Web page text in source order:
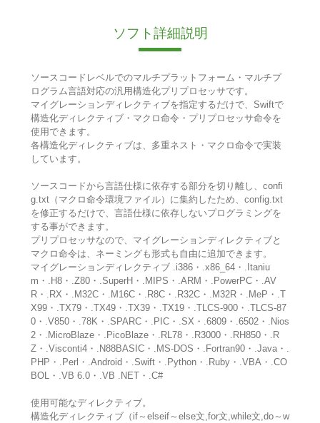
ソフト詳細説明
ソースコードレベルでのマルチプラットフォーム・マルチプ
ログラム言語対応の汎用構造化プリプロセッサです。
マイグレーションディレクティブを指定するだけで、Swiftで
構造化ディレクティブ・マクロ命令・プリプロセッサ命令を
使用できます。
各構造化ディレクティブは、多重ネスト・マクロ命令で実装
しています。
ソースコードから言語仕様に依存する部分を切り離し、confi
g.txt（マクロ命令環境ファイル）に集約したため、config.txt
を修正するだけで、言語仕様に依存しないプログラミングを
する事ができます。
プリプロセッサなので、マイグレーションディレクティブと
マクロ命令は、ネーミングも形式も自由に追加できます。
マイグレーションディレクティブ .i386・.x86_64・.Itaniu
m・.H8・.Z80・.SuperH・.MIPS・.ARM・.PowerPC・.AV
R・.RX・.M32C・.M16C・.R8C・.R32C・.M32R・.MeP・.T
X99・.TX79・.TX49・.TX39・.TX19・.TLCS-900・.TLCS-87
0・.V850・.78K・.SPARC・.PIC・.SX・.6809・.6502・.Nios
2・.MicroBlaze・.PicoBlaze・.RL78・.R3000・.RH850・.R
Z・.Visconti4・.N88BASIC・.MS-DOS・.Fortran90・.Java・.
PHP・.Perl・.Android・.Swift・.Python・.Ruby・.VBA・.CO
BOL・.VB 6.0・.VB .NET・.C#
使用可能なディレクティブ。
構造化ディレクティブ（if～elseif～else文,for文,while文,do～w